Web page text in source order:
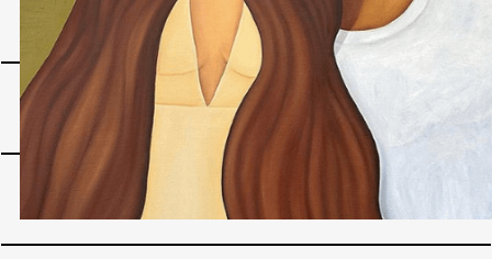
PAGES
About Réalisations ArtistesMédia
FOLLOW
LinkedIn